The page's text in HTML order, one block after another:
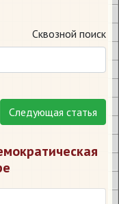
Сквозной поиск
Следующая статья